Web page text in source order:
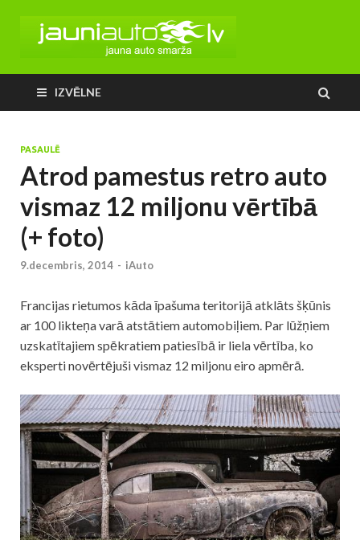
IZVĒLNE
PASAULĒ
Atrod pamestus retro auto
vismaz 12 miljonu vērtībā
(+ foto)
9.decembris, 2014 - iAuto
Francijas rietumos kāda īpašuma teritorijā atklāts šķūnis
ar 100 likteņa varā atstātiem automobiļiem. Par lūžņiem
uzskatītajiem spēkratiem patiesībā ir liela vērtība, ko
eksperti novērtējuši vismaz 12 miljonu eiro apmērā.